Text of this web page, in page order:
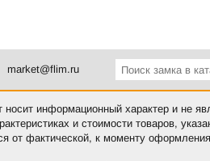
market@flim.ru
носит информационный характер и не
и стоимости товаров,
от фактической, к моменту